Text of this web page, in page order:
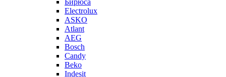
Бирюса
Electrolux
ASKO
Atlant
AEG
Bosch
Candy
Beko
Indesit